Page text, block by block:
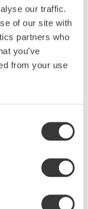
our traffic.
of our site with
partners who
you’ve
from your use
har en
är vackert
som helst.
gratängform
som
Den flödande